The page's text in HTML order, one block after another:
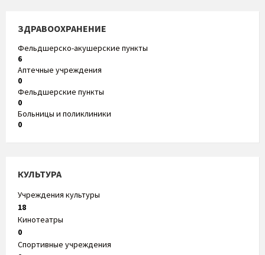
ЗДРАВООХРАНЕНИЕ
Фельдшерско-акушерские пункты
6
Аптечные учреждения
0
Фельдшерские пункты
0
Больницы и поликлиники
0
КУЛЬТУРА
Учреждения культуры
18
Кинотеатры
0
Спортивные учреждения